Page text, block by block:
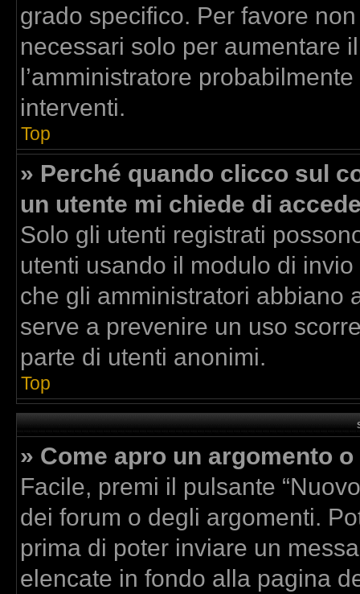
grado specifico. Per favore
necessari solo per aumentare
l’amministratore
interventi.
Top
» Perché quando clicco sul
un utente mi chiede di
Solo gli utenti registrati
utenti usando il modulo di
che gli amministratori abbiano
serve a prevenire un uso
parte di utenti anonimi.
Top
» Come apro un argomento
Facile, premi il pulsante
dei forum o degli argomenti.
prima di poter inviare un
elencate in fondo alla pagina